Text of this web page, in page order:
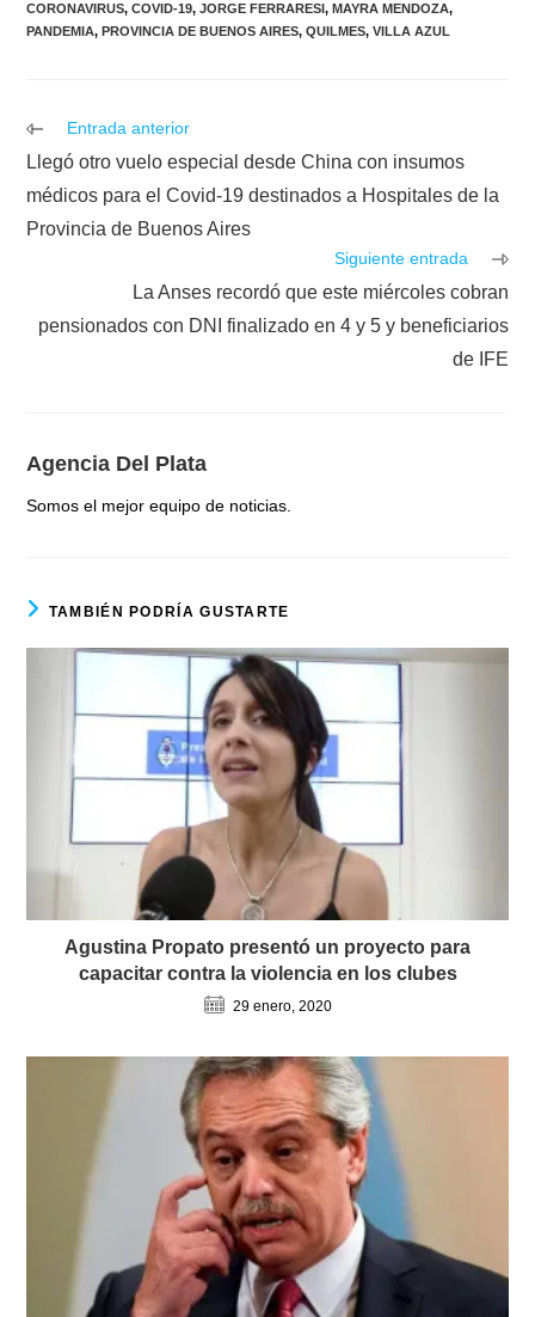
CORONAVIRUS, COVID-19, JORGE FERRARESI, MAYRA MENDOZA,
PANDEMIA, PROVINCIA DE BUENOS AIRES, QUILMES, VILLA AZUL
Leer
artículos
Entrada anterior
Llegó otro vuelo especial desde China con insumos
médicos para el Covid-19 destinados a Hospitales de la
Provincia de Buenos Aires
Siguiente entrada
La Anses recordó que este miércoles cobran
pensionados con DNI finalizado en 4 y 5 y beneficiarios
de IFE
Agencia Del Plata
Somos el mejor equipo de noticias.
TAMBIÉN PODRÍA GUSTARTE
Agustina Propato presentó un proyecto para
capacitar contra la violencia en los clubes
29 enero, 2020